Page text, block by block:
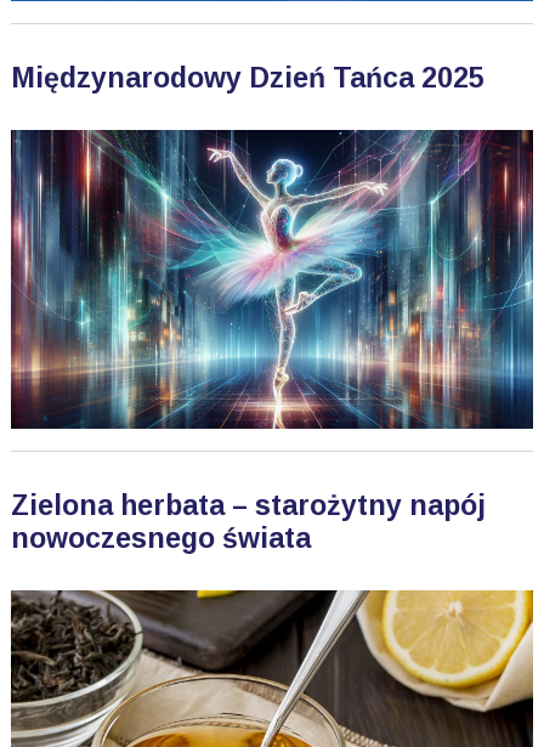
Międzynarodowy Dzień Tańca 2025
Zielona herbata – starożytny napój
nowoczesnego świata